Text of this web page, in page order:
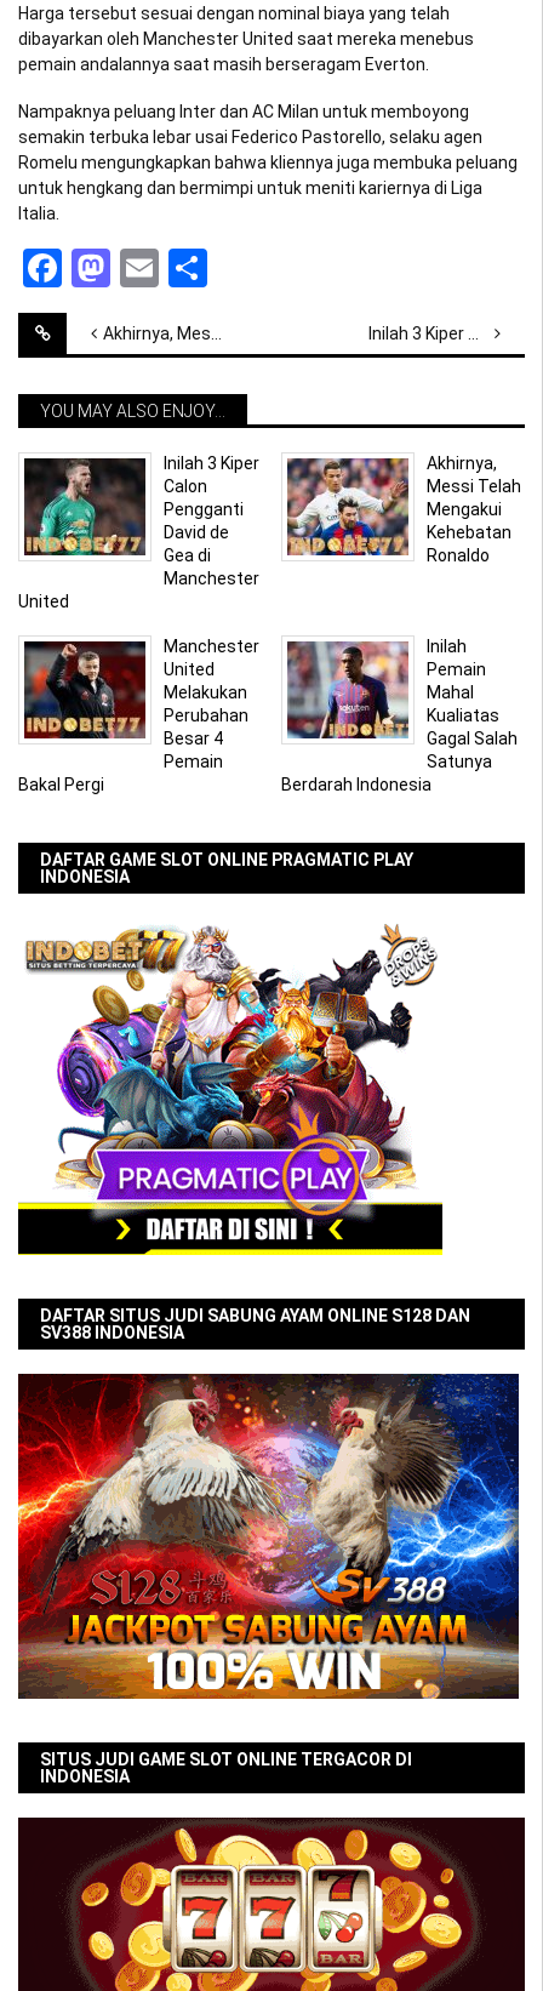
Harga tersebut sesuai dengan nominal biaya yang telah
dibayarkan oleh Manchester United saat mereka menebus
pemain andalannya saat masih berseragam Everton.
Nampaknya peluang Inter dan AC Milan untuk memboyong
semakin terbuka lebar usai Federico Pastorello, selaku agen
Romelu mengungkapkan bahwa kliennya juga membuka peluang
untuk hengkang dan bermimpi untuk meniti kariernya di Liga
Italia.
Facebook
Mastodon
Email
Post
navigation
Akhirnya, Messi Telah Mengakui Kehebatan Ronaldo Inilah 3 Kiper Calon Pengganti David de Gea di Manchester United
YOU MAY ALSO ENJOY...
Inilah 3 Kiper
Calon
Pengganti
David de
Gea di
Manchester
United
Akhirnya,
Messi Telah
Mengakui
Kehebatan
Ronaldo
Manchester
United
Melakukan
Perubahan
Besar 4
Pemain
Bakal Pergi
Inilah
Pemain
Mahal
Kualiatas
Gagal Salah
Satunya
Berdarah Indonesia
DAFTAR GAME SLOT ONLINE PRAGMATIC PLAY
INDONESIA
DAFTAR SITUS JUDI SABUNG AYAM ONLINE S128 DAN
SV388 INDONESIA
SITUS JUDI GAME SLOT ONLINE TERGACOR DI
INDONESIA